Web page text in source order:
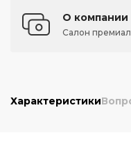
О компании
Салон
Характеристики